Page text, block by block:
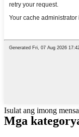
Isulat ang imong
Mga